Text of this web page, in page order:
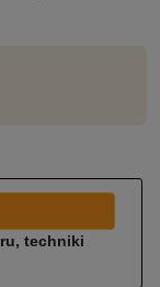
techniki